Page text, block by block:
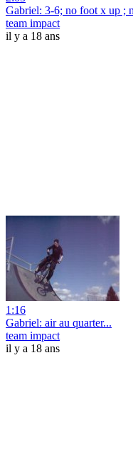
Gabriel: 3-6; no foot x up ;
team impact
il y a 18 ans
1:16
Gabriel: air au quarter...
team impact
il y a 18 ans